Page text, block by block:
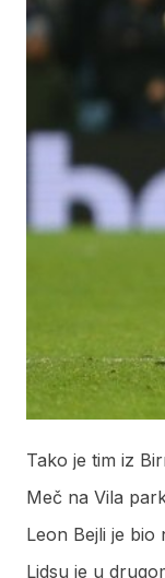
Tako je tim iz
Meč na Vila
Leon Bejli je
Lidsu je u